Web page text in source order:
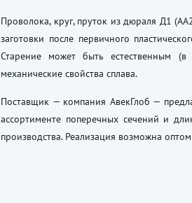
Проволока, круг, пруток из дюраля Д1
заготовки после первичного
Старение может быть естественным (в
механические свойства сплава.
Поставщик — компания АвекГлоб —
ассортименте поперечных сечений и
производства. Реализация возможна